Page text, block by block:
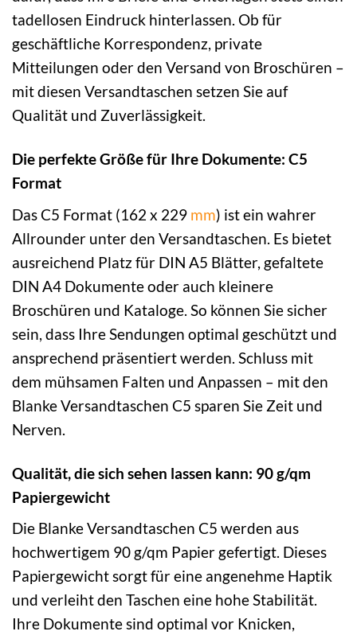
tadellosen Eindruck hinterlassen. Ob für
geschäftliche Korrespondenz, private
Mitteilungen oder den Versand von Broschüren –
mit diesen Versandtaschen setzen Sie auf
Qualität und Zuverlässigkeit.
Die perfekte Größe für Ihre Dokumente: C5
Format
Das C5 Format (162 x 229 mm) ist ein wahrer
Allrounder unter den Versandtaschen. Es bietet
ausreichend Platz für DIN A5 Blätter, gefaltete
DIN A4 Dokumente oder auch kleinere
Broschüren und Kataloge. So können Sie sicher
sein, dass Ihre Sendungen optimal geschützt und
ansprechend präsentiert werden. Schluss mit
dem mühsamen Falten und Anpassen – mit den
Blanke Versandtaschen C5 sparen Sie Zeit und
Nerven.
Qualität, die sich sehen lassen kann: 90 g/qm
Papiergewicht
Die Blanke Versandtaschen C5 werden aus
hochwertigem 90 g/qm Papier gefertigt. Dieses
Papiergewicht sorgt für eine angenehme Haptik
und verleiht den Taschen eine hohe Stabilität.
Ihre Dokumente sind optimal vor Knicken,